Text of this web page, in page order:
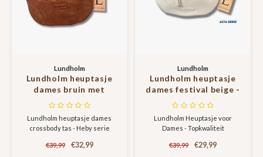
Lundholm
Lundholm heuptasje
dames bruin met
tassenriem bag strap -
heuptas dames met
brede riem fanny pack
crossbody tasje
dames festival -
Lundholm heuptasje dames
crossbody tas - Heby serie
€39,99 €32,99
Lundholm
Lundholm heuptasje
dames festival beige -
bag strap tassenriem
met schouderband
voor tas - cadeau voor
vriendin |
Scandinavisch design
Lundholm Heuptasje voor
Dames - Topkwaliteit
Serie
€39,99 €29,99